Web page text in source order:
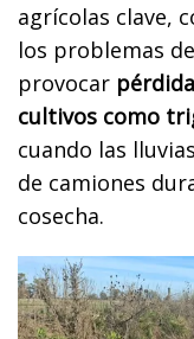
agrícolas clave,
los problemas
provocar
cultivos como
cuando las
de camiones
cosecha.